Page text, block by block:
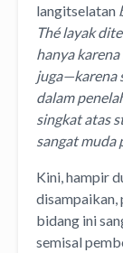
langitselatan
Thé layak
hanya
juga—karena
dalam
singkat atas
sangat muda
Kini, hampir
disampaikan,
bidang ini
semisal